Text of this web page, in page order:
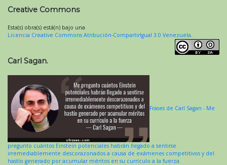
Creative Commons
Esta(s) obra(s) está(n) bajo una
Licencia Creative Commons Atribución-CompartirIgual 3.0 Venezuela.
Carl Sagan.
Frases de Carl Sagan - Me
pregunto cuántos Einstein potenciales habrán llegado a sentirse
irremediablemente descorazonados a causa de exámenes competitivos y del
hastío generado por acumular méritos en su currículo a la fuerza.